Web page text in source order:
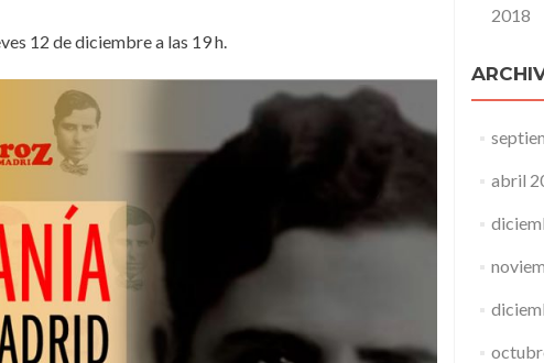
12 de diciembre a las 19 h.
2018
abril